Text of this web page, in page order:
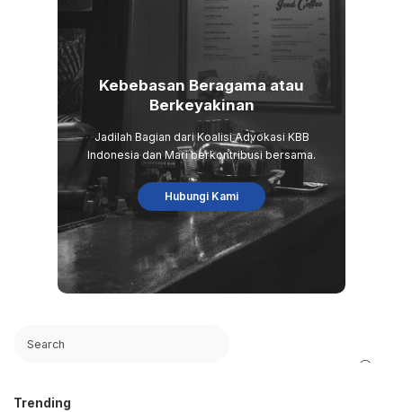
Kebebasan Beragama atau
Berkeyakinan
Jadilah Bagian dari Koalisi Advokasi KBB
Indonesia dan Mari berkontribusi bersama.
Hubungi Kami
Trending